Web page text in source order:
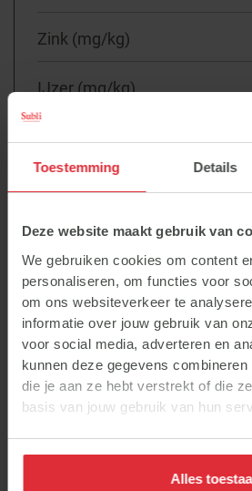
Toestemming Details
Deze website maakt gebruik van
We gebruiken cookies om content
personaliseren, om functies voor
om ons websiteverkeer te
informatie over jouw gebruik van
voor social media, adverteren en
kunnen deze gegevens
die je aan ze hebt verstrekt of die
basis van jouw gebruik van hun
Alles
Zink (mg/kg)
IJzer (mg/kg)
Jodium (mg/kg)
Koper (mg/kg)
Berekende